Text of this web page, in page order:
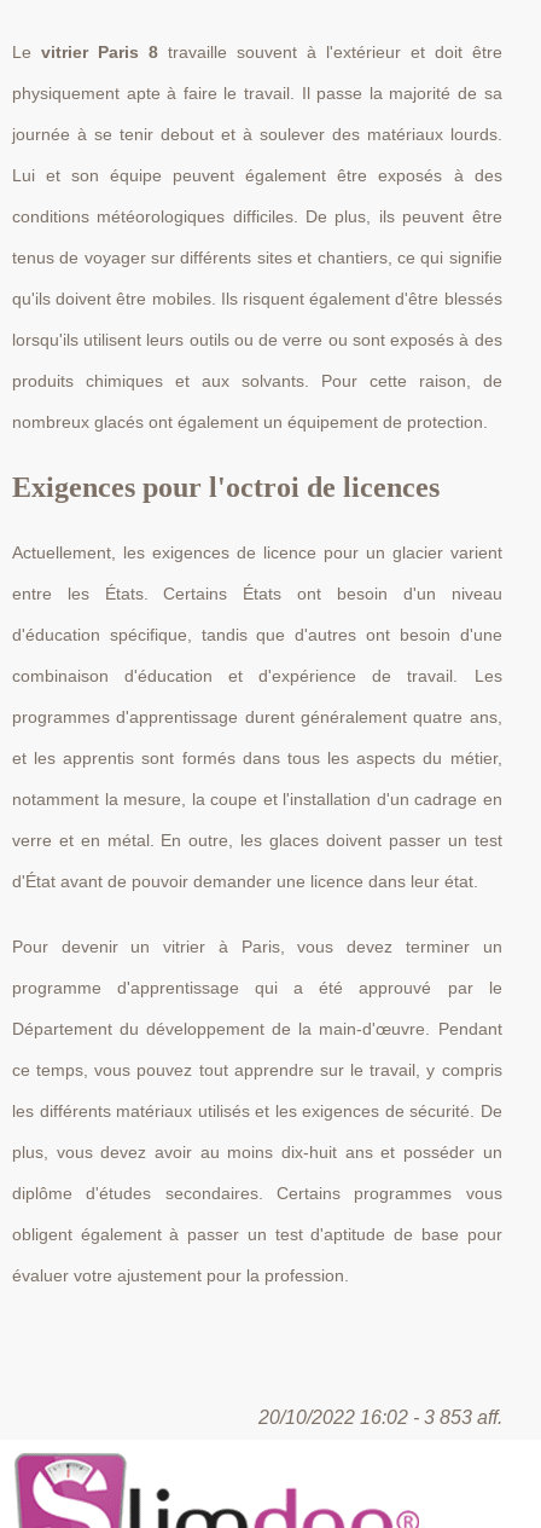
Le vitrier Paris 8travaille souvent à l'extérieur et doit être
physiquement apte à faire le travail. Il passe la majorité de sa
journée à se tenir debout et à soulever des matériaux lourds.
Lui et son équipe peuvent également être exposés à des
conditions météorologiques difficiles. De plus, ils peuvent être
tenus de voyager sur différents sites et chantiers, ce qui signifie
qu'ils doivent être mobiles. Ils risquent également d'être blessés
lorsqu'ils utilisent leurs outils ou de verre ou sont exposés à des
produits chimiques et aux solvants. Pour cette raison, de
nombreux glacés ont également un équipement de protection.
Exigences pour l'octroi de licences
Actuellement, les exigences de licence pour un glacier varient
entre les États. Certains États ont besoin d'un niveau
d'éducation spécifique, tandis que d'autres ont besoin d'une
combinaison d'éducation et d'expérience de travail. Les
programmes d'apprentissage durent généralement quatre ans,
et les apprentis sont formés dans tous les aspects du métier,
notamment la mesure, la coupe et l'installation d'un cadrage en
verre et en métal. En outre, les glaces doivent passer un test
d'État avant de pouvoir demander une licence dans leur état.
Pour devenir un vitrier à Paris, vous devez terminer un
programme d'apprentissage qui a été approuvé par le
Département du développement de la main-d'œuvre. Pendant
ce temps, vous pouvez tout apprendre sur le travail, y compris
les différents matériaux utilisés et les exigences de sécurité. De
plus, vous devez avoir au moins dix-huit ans et posséder un
diplôme d'études secondaires. Certains programmes vous
obligent également à passer un test d'aptitude de base pour
évaluer votre ajustement pour la profession.
20/10/2022 16:02 - 3 853 aff.